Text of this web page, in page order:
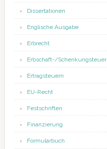
Dissertationen
Englische Ausgabe
Erbrecht
Erbschaft-/Schenkungsteuer
Ertragsteuern
EU-Recht
Festschriften
Finanzierung
Formularbuch